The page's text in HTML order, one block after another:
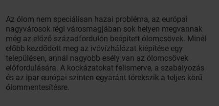
Az ólom nem speciálisan hazai probléma, az európai
nagyvárosok régi városmagjában sok helyen megvannak
még az előző századfordulón beépített ólomcsövek. Minél
előbb kezdődött meg az ivóvízhálózat kiépítése egy
településen, annál nagyobb esély van az ólomcsövek
előfordulására. A kockázatokat felismerve, a szabályozás
és az ipar európai szinten egyaránt törekszik a teljes körű
ólommentesítésre.